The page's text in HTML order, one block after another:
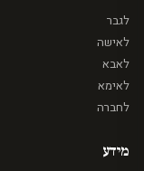
לגבר
לאישה
לאבא
לאימא
לחברה
מידע